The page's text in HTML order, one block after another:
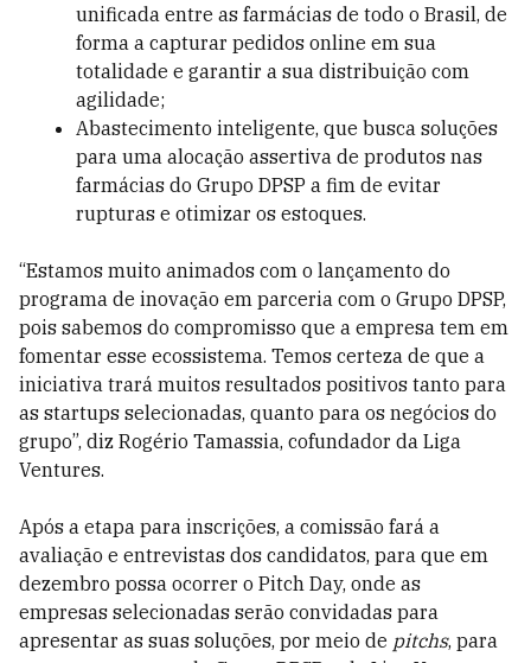
unificada entre as farmácias de todo o Brasil, de
forma a capturar pedidos online em sua
totalidade e garantir a sua distribuição com
agilidade;
Abastecimento inteligente, que busca soluções
para uma alocação assertiva de produtos nas
farmácias do Grupo DPSP a fim de evitar
rupturas e otimizar os estoques.
“Estamos muito animados com o lançamento do
programa de inovação em parceria com o Grupo DPSP,
pois sabemos do compromisso que a empresa tem em
fomentar esse ecossistema. Temos certeza de que a
iniciativa trará muitos resultados positivos tanto para
as startups selecionadas, quanto para os negócios do
grupo”, diz Rogério Tamassia, cofundador da Liga
Ventures.
Após a etapa para inscrições, a comissão fará a
avaliação e entrevistas dos candidatos, para que em
dezembro possa ocorrer o Pitch Day, onde as
empresas selecionadas serão convidadas para
apresentar as suas soluções, por meio de pitchs, para